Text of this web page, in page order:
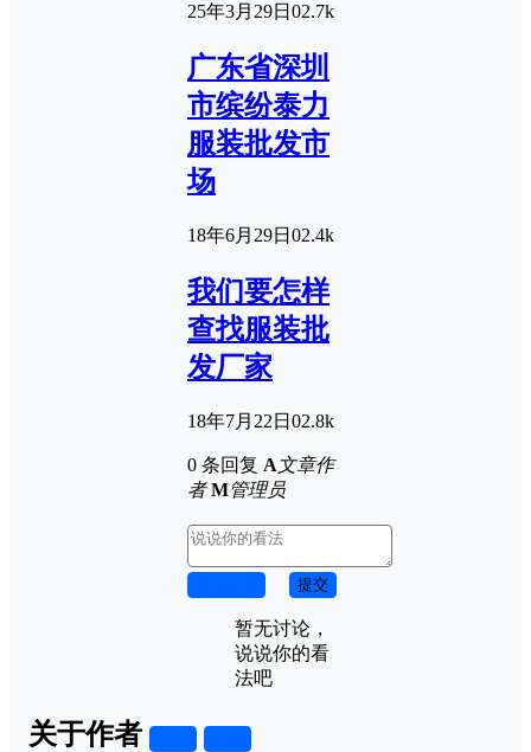
25年3月29日 02.7k
广东省深圳
市缤纷泰力
服装批发市
场
18年6月29日 02.4k
我们要怎样
查找服装批
发厂家
18年7月22日 02.8k
0 条回复 A文章作
者 M管理员
提交
暂无讨论，
说说你的看
法吧
关于作者